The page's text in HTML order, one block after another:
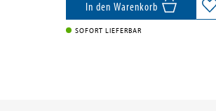
In den Warenkorb
SOFORT LIEFERBAR